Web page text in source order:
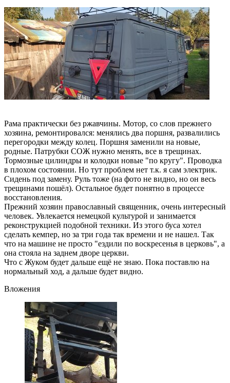
Рама практически без ржавчины. Мотор, со слов прежнего
хозяина, ремонтировался: менялись два поршня, развалились
перегородки между колец. Поршня заменили на новые,
родные. Патрубки СОЖ нужно менять, все в трещинах.
Тормозные цилиндры и колодки новые "по кругу". Проводка
в плохом состоянии. Но тут проблем нет т.к. я сам электрик.
Сидень под замену. Руль тоже (на фото не видно, но он весь
трещинами пошёл). Остальное будет понятно в процессе
восстановления.
Прежний хозяин православный священник, очень интересный
человек. Увлекается немецкой культурой и занимается
реконструкцией подобной техники. Из этого буса хотел
сделать кемпер, но за три года так времени и не нашел. Так
что на машине не просто "ездили по воскресенья в церковь", а
она стояла на заднем дворе церкви.
Что с Жуком будет дальше ещё не знаю. Пока поставлю на
нормальный ход, а дальше будет видно.
Вложения